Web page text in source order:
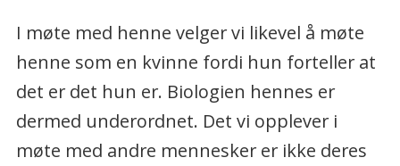
I møte med henne velger vi likevel å møte
henne som en kvinne fordi hun forteller at
det er det hun er. Biologien hennes er
dermed underordnet. Det vi opplever i
møte med andre mennesker er ikke deres